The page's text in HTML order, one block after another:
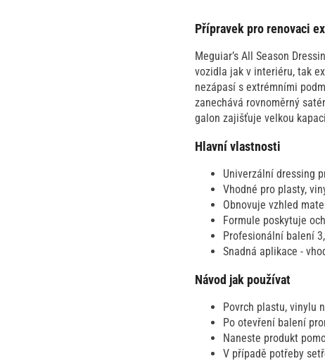
Přípravek pro renovaci
Meguiar’s All Season
vozidla jak v interiéru, tak
nezápasí s extrémními
zanechává rovnoměrný
galon zajišťuje velkou
Hlavní vlastnosti
Univerzální dressing
Vhodné pro plasty,
Obnovuje vzhled
Formule poskytuje
Profesionální balení
Snadná aplikace -
Návod jak používat
Povrch plastu, vinylu
Po otevření balení
Naneste produkt
V případě potřeby